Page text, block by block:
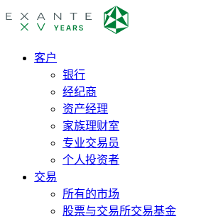
客户
银行
经纪商
资产经理
家族理财室
专业交易员
个人投资者
交易
所有的市场
股票与交易所交易基金